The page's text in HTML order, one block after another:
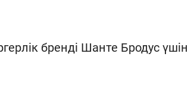
бренді Шанте Бродус